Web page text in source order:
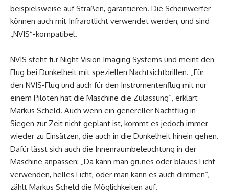
beispielsweise auf Straßen, garantieren. Die Scheinwerfer
können auch mit Infrarotlicht verwendet werden, und sind
„NVIS“-kompatibel.
NVIS steht für Night Vision Imaging Systems und meint den
Flug bei Dunkelheit mit speziellen Nachtsichtbrillen. „Für
den NVIS-Flug und auch für den Instrumentenflug mit nur
einem Piloten hat die Maschine die Zulassung“, erklärt
Markus Scheld. Auch wenn ein genereller Nachtflug in
Siegen zur Zeit nicht geplant ist, kommt es jedoch immer
wieder zu Einsätzen, die auch in die Dunkelheit hinein gehen.
Dafür lässt sich auch die Innenraumbeleuchtung in der
Maschine anpassen: „Da kann man grünes oder blaues Licht
verwenden, helles Licht, oder man kann es auch dimmen“,
zählt Markus Scheld die Möglichkeiten auf.